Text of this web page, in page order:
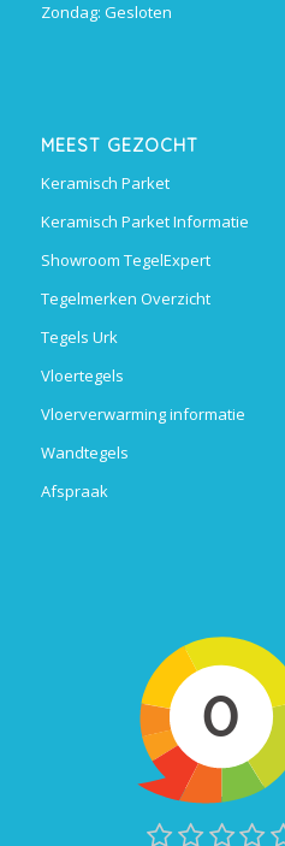
Zondag: Gesloten
MEEST GEZOCHT
Keramisch Parket
Keramisch Parket Informatie
Showroom TegelExpert
Tegelmerken Overzicht
Tegels Urk
Vloertegels
Vloerverwarming informatie
Wandtegels
Afspraak